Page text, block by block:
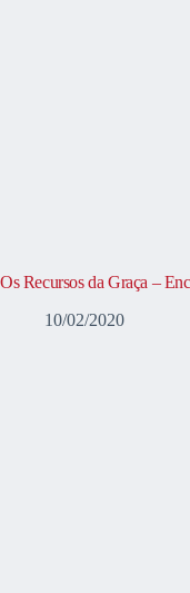
Os Recursos da Graça –
10/02/2020